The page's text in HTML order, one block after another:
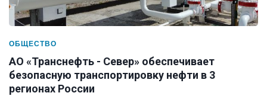
ОБЩЕСТВО
АО «Транснефть - Север» обеспечивает
безопасную транспортировку нефти в 3
регионах России